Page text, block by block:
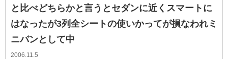
と比べどちらかと言うとセダンに近くスマートに
はなったが3列全シートの使いかってが損なわれミ
ニバンとして中
2006.11.5